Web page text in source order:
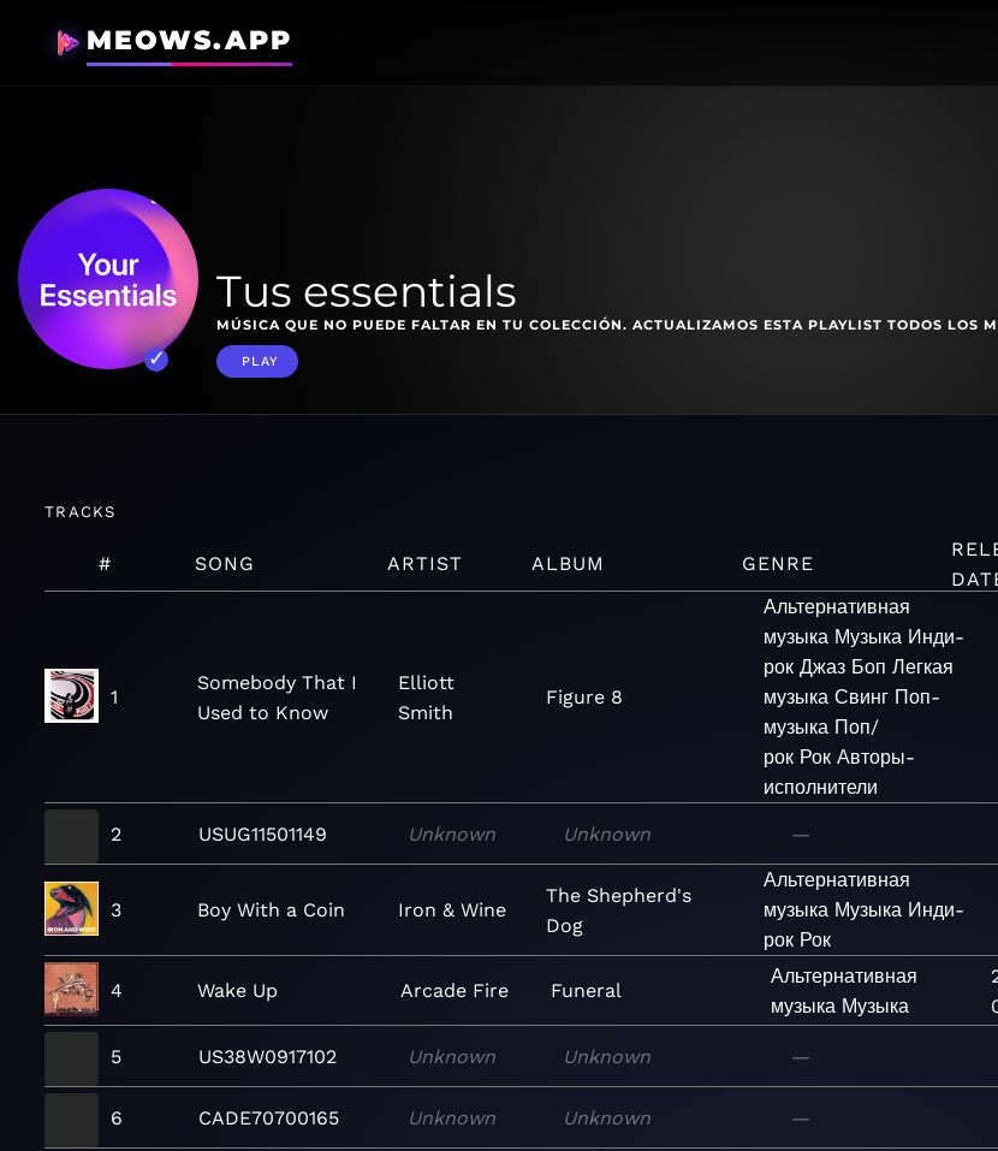
MEOWS.APP
Tus essentials
MÚSICA QUE NO PUEDE FALTAR EN TU COLECCIÓN. ACTUALIZAMOS ESTA PLAYLIST TODOS LOS
PLAY
TRACKS
# SONG ARTIST ALBUM GENRE
1
Somebody That I
Used to Know
Elliott
Smith
Figure 8
Альтернативная
музыка Музыка Инди-
рок Джаз Боп Легкая
музыка Свинг Поп-
музыка Поп/
рок Рок Авторы-
исполнители
2 USUG11501149 Unknown Unknown —
3 Boy With a Coin Iron & Wine
The Shepherd's
Dog
Альтернативная
музыка Музыка Инди-
рок Рок
4 Wake Up Arcade Fire Funeral
Альтернативная
музыка Музыка
5 US38W0917102 Unknown Unknown —
6 CADE70700165 Unknown Unknown —